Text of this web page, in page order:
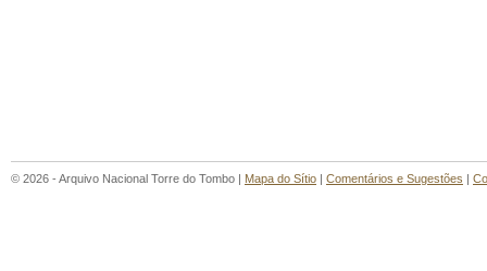
© 2026 - Arquivo Nacional Torre do Tombo | Mapa do Sítio | Comentários e Sugestões |